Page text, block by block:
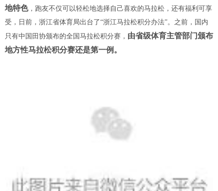
地特色，跑友不仅可以轻松地选择自己喜欢的马拉松，还有福利可享
受，日前，浙江省体育局出台了“浙江马拉松积分办法”。 之前，国内
只有中国田协颁布的全国马拉松积分赛， 由省级体育主管部门颁布
地方性马拉松积分赛还是第一例。